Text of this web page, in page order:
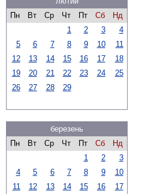
Пн
Вт Ср Чт Пт Сб
Нд
1
2 3
4
5
6 7 8 9 10
11
12
13 14 15 16 17
18
19
20 21 22 23 24
25
26
27 28 29
березень
Пн
Вт Ср Чт Пт Сб
Нд
1
2
3
4
5 6 7 8 9
10
11
12 13 14 15 16
17